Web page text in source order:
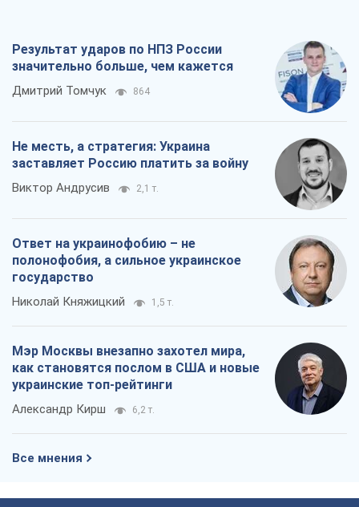
Результат ударов по НПЗ России
значительно больше, чем кажется
Дмитрий Томчук 864
Не месть, а стратегия: Украина
заставляет Россию платить за войну
Виктор Андрусив 2,1 т.
Ответ на украинофобию – не
полонофобия, а сильное украинское
государство
Николай Княжицкий 1,5 т.
Мэр Москвы внезапно захотел мира,
как становятся послом в США и новые
украинские топ-рейтинги
Александр Кирш 6,2 т.
Все мнения